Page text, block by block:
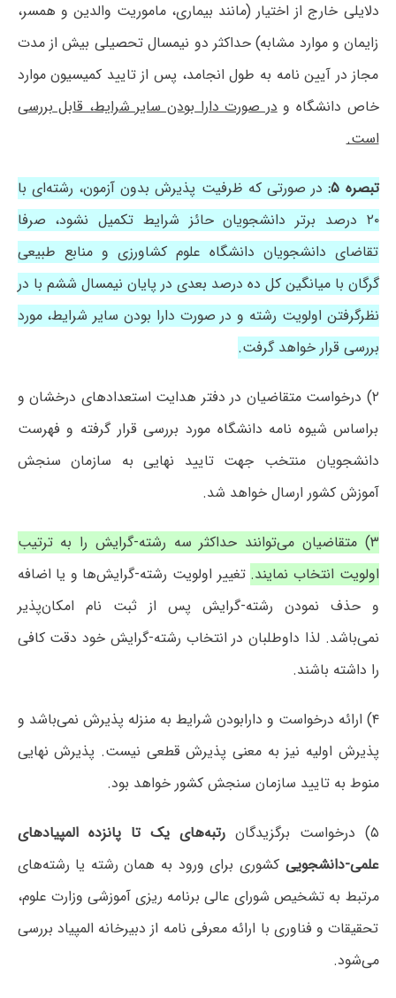
دلایلی خارج از اختیار (مانند بیماری، ماموریت والدین و همسر،
زایمان و موارد مشابه) حداکثر دو نیمسال تحصیلی بیش از مدت
مجاز در آیین نامه به طول انجامد، پس از تایید کمیسیون موارد
خاص دانشگاه ودر صورت دارا بودن سایر شرایط، قابل بررسی
است.
تبصره ۵:
در صورتی که ظرفیت پذیرش بدون آزمون، رشته‌ای با
۲۰ درصد برتر دانشجویان حائز شرایط تکمیل نشود، صرفا
تقاضای دانشجویان دانشگاه علوم کشاورزی و منابع طبیعی
گرگان با میانگین کل ده درصد بعدی در پایان نیمسال ششم با در
نظرگرفتن اولویت رشته و در صورت دارا بودن سایر شرایط، مورد
بررسی قرار خواهد گرفت.
۲) درخواست متقاضیان در دفتر هدایت استعدادهای درخشان و
براساس شیوه نامه دانشگاه مورد بررسی قرار گرفته و فهرست
دانشجویان منتخب جهت تایید نهایی به سازمان سنجش
آموزش کشور ارسال خواهد شد.
۳) متقاضیان می‌توانند حداکثر سه رشته-گرایش را به ترتیب
اولویت انتخاب نمایند. تغییر اولویت رشته-گرایش‌ها و یا اضافه
و حذف نمودن رشته-گرایش پس از ثبت نام امکان‌پذیر
نمی‌باشد. لذا داوطلبان در انتخاب رشته-گرایش خود دقت کافی
را داشته باشند.
۴) ارائه درخواست و دارابودن شرایط به منزله پذیرش نمی‌باشد و
پذیرش اولیه نیز به معنی پذیرش قطعی نیست. پذیرش نهایی
منوط به تایید سازمان سنجش کشور خواهد بود.
۵) درخواست برگزیدگان
رتبه‌های یک تا پانزده المپیادهای
علمی-دانشجویی کشوری برای ورود به همان رشته یا رشته‌های
مرتبط به تشخیص شورای عالی برنامه ریزی آموزشی وزارت علوم،
تحقیقات و فناوری با ارائه معرفی نامه از دبیرخانه المپیاد بررسی
می‌شود.